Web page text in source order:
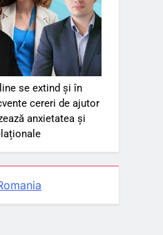
se extind și în
cereri de ajutor
anxietatea și